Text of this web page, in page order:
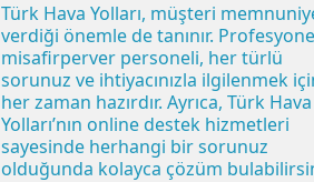
Türk Hava Yolları, müşteri
verdiği önemle de tanınır.
misafirperver personeli, her türlü
sorunuz ve ihtiyacınızla ilgilenmek
her zaman hazırdır. Ayrıca, Türk Hava
Yolları’nın online destek hizmetleri
sayesinde herhangi bir sorunuz
olduğunda kolayca çözüm